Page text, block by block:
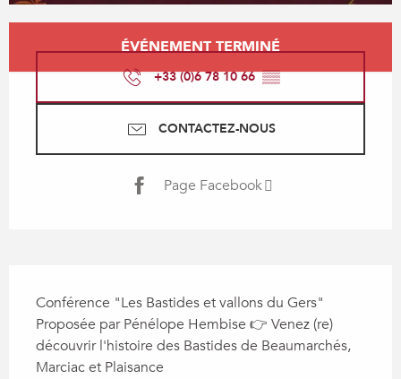
Ouverture et coordonnées
ÉVÉNEMENT TERMINÉ
+33 (0)6 78 10 66▒▒
CONTACTEZ-NOUS
Page Facebook
Conférence "Les Bastides et vallons du Gers"
Proposée par Pénélope Hembise 👉 Venez (re)
découvrir l'histoire des Bastides de Beaumarchés,
Marciac et Plaisance